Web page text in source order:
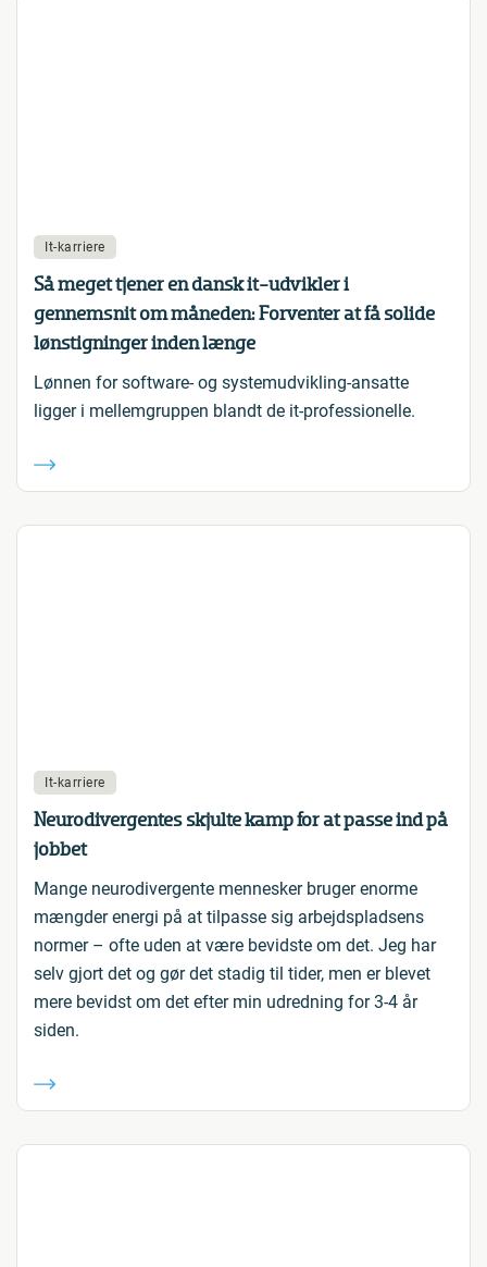
It-karriere
Så meget tjener en dansk it-udvikler i
gennemsnit om måneden: Forventer at få solide
lønstigninger inden længe
Lønnen for software- og systemudvikling-ansatte
ligger i mellemgruppen blandt de it-professionelle.
It-karriere
Neurodivergentes skjulte kamp for at passe ind på
jobbet
Mange neurodivergente mennesker bruger enorme
mængder energi på at tilpasse sig arbejdspladsens
normer – ofte uden at være bevidste om det. Jeg har
selv gjort det og gør det stadig til tider, men er blevet
mere bevidst om det efter min udredning for 3-4 år
siden.